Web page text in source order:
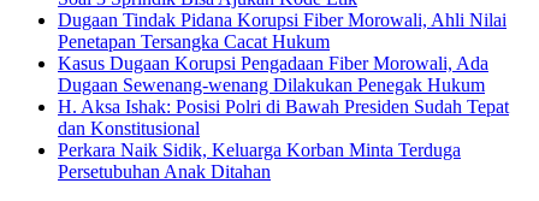
Dugaan Tindak Pidana Korupsi Fiber Morowali, Ahli Nilai
Penetapan Tersangka Cacat Hukum
Kasus Dugaan Korupsi Pengadaan Fiber Morowali, Ada
Dugaan Sewenang-wenang Dilakukan Penegak Hukum
H. Aksa Ishak: Posisi Polri di Bawah Presiden Sudah Tepat
dan Konstitusional
Perkara Naik Sidik, Keluarga Korban Minta Terduga
Persetubuhan Anak Ditahan